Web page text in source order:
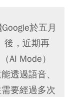
於五月
後，近期再
AI Mode）
透過語音、
要經過多次